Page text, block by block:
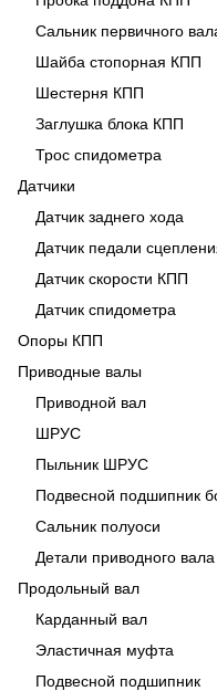
Сальник первичного
Шайба стопорная КПП
Шестерня КПП
Заглушка блока КПП
Трос спидометра
Датчики
Датчик заднего хода
Датчик педали
Датчик скорости КПП
Датчик спидометра
Опоры КПП
Приводные валы
Приводной вал
ШРУС
Пыльник ШРУС
Подвесной подшипник
Сальник полуоси
Детали приводного вала
Продольный вал
Карданный вал
Эластичная муфта
Подвесной подшипник